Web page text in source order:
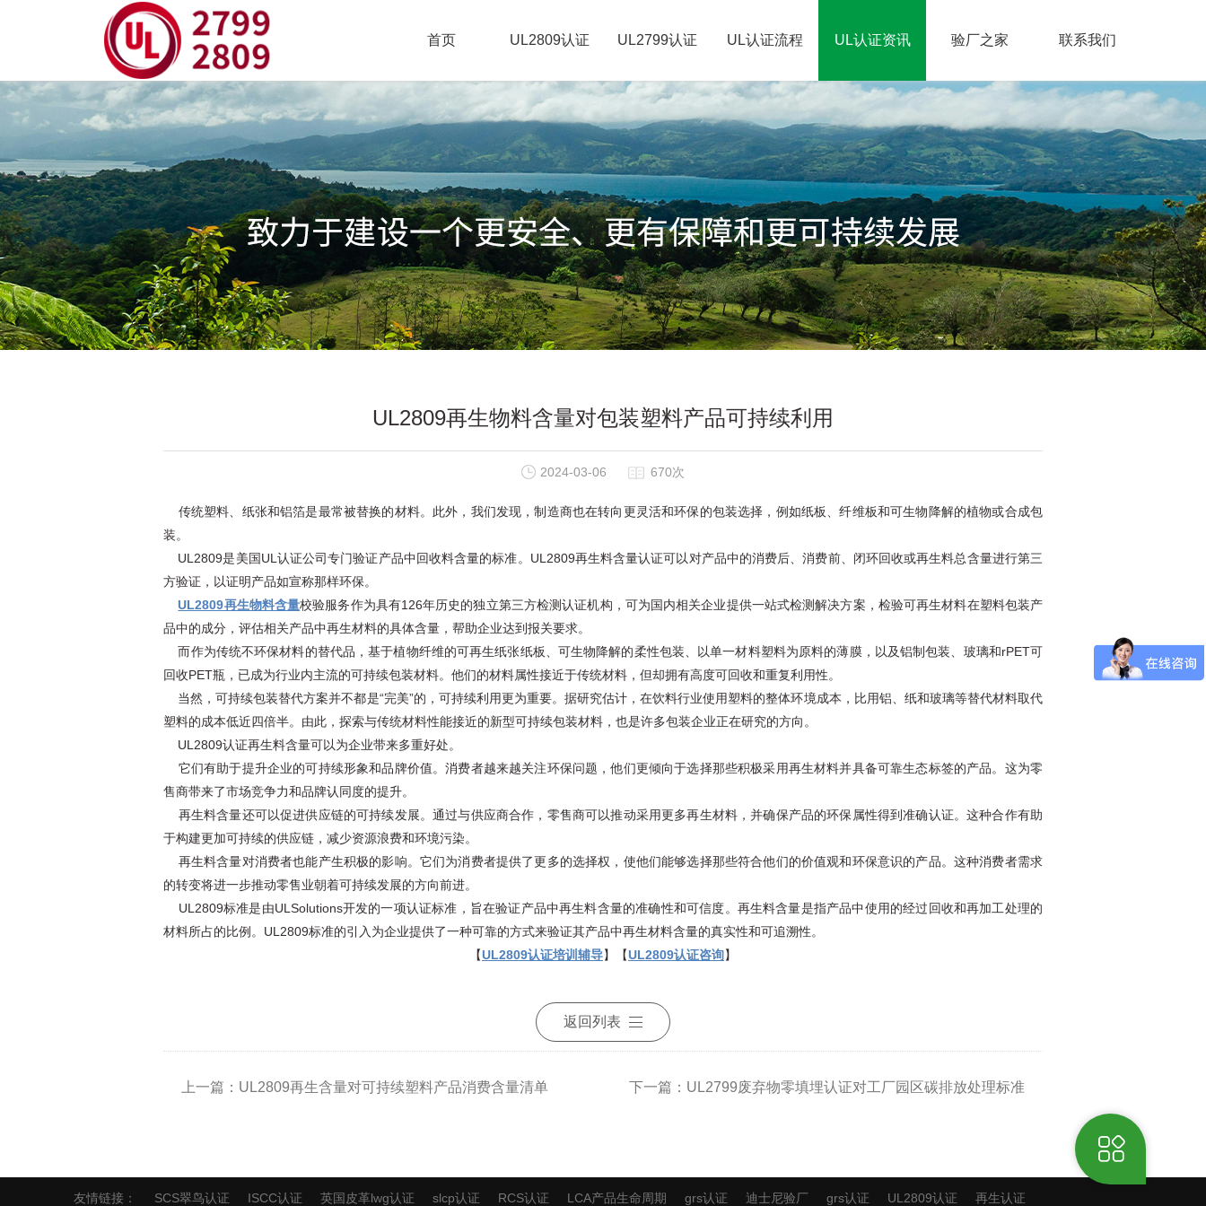
首页 UL2809认证 UL2799认证 UL认证流程 UL认证资讯 验厂之家 联系我们
UL2809再生物料含量对包装塑料产品可持续利用
2024-03-06 670次
传统塑料、纸张和铝箔是最常被替换的材料。此外，我们发现，制造商也在转向更灵活和环保的包装选择，例如纸板、纤维板和可生物降解的植物或合成包
装。
UL2809是美国UL认证公司专门验证产品中回收料含量的标准。UL2809再生料含量认证可以对产品中的消费后、消费前、闭环回收或再生料总含量进行第三
方验证，以证明产品如宣称那样环保。
UL2809再生物料含量校验服务作为具有126年历史的独立第三方检测认证机构，可为国内相关企业提供一站式检测解决方案，检验可再生材料在塑料包装产
品中的成分，评估相关产品中再生材料的具体含量，帮助企业达到报关要求。
而作为传统不环保材料的替代品，基于植物纤维的可再生纸张纸板、可生物降解的柔性包装、以单一材料塑料为原料的薄膜，以及铝制包装、玻璃和rPET可
回收PET瓶，已成为行业内主流的可持续包装材料。他们的材料属性接近于传统材料，但却拥有高度可回收和重复利用性。
当然，可持续包装替代方案并不都是“完美”的，可持续利用更为重要。据研究估计，在饮料行业使用塑料的整体环境成本，比用铝、纸和玻璃等替代材料取代
塑料的成本低近四倍半。由此，探索与传统材料性能接近的新型可持续包装材料，也是许多包装企业正在研究的方向。
UL2809认证再生料含量可以为企业带来多重好处。
它们有助于提升企业的可持续形象和品牌价值。消费者越来越关注环保问题，他们更倾向于选择那些积极采用再生材料并具备可靠生态标签的产品。这为零
售商带来了市场竞争力和品牌认同度的提升。
再生料含量还可以促进供应链的可持续发展。通过与供应商合作，零售商可以推动采用更多再生材料，并确保产品的环保属性得到准确认证。这种合作有助
于构建更加可持续的供应链，减少资源浪费和环境污染。
再生料含量对消费者也能产生积极的影响。它们为消费者提供了更多的选择权，使他们能够选择那些符合他们的价值观和环保意识的产品。这种消费者需求
的转变将进一步推动零售业朝着可持续发展的方向前进。
UL2809标准是由ULSolutions开发的一项认证标准，旨在验证产品中再生料含量的准确性和可信度。再生料含量是指产品中使用的经过回收和再加工处理的
材料所占的比例。UL2809标准的引入为企业提供了一种可靠的方式来验证其产品中再生材料含量的真实性和可追溯性。
【UL2809认证培训辅导】【UL2809认证咨询】
返回列表
上一篇：UL2809再生含量对可持续塑料产品消费含量清单 下一篇：UL2799废弃物零填埋认证对工厂园区碳排放处理标准
友情链接： SCS翠鸟认证 ISCC认证 英国皮革lwg认证 slcp认证 RCS认证 LCA产品生命周期 grs认证 迪士尼验厂 grs认证 UL2809认证 再生认证